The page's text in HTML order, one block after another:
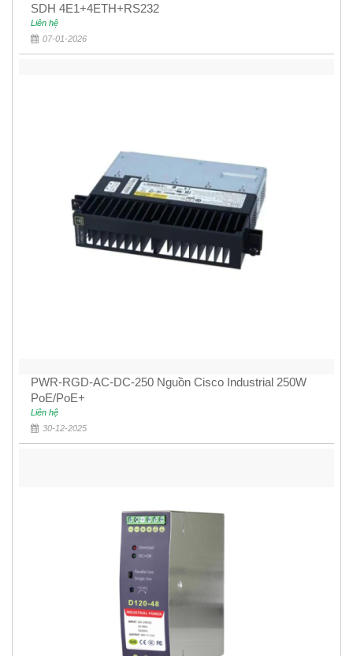
SDH 4E1+4ETH+RS232
Liên hệ
07-01-2026
PWR-RGD-AC-DC-250 Nguồn Cisco Industrial 250W
PoE/PoE+
Liên hệ
30-12-2025